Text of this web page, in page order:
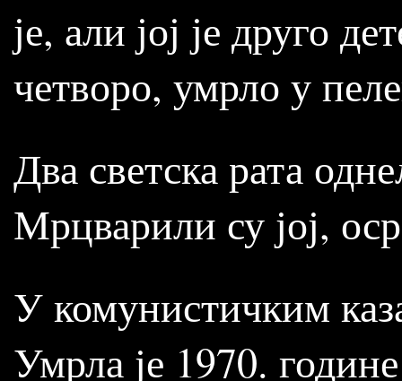
је, али јој је друго
четворо, умрло у
Два светска рата
Мрцварили су јој,
У комунистичким
Умрла је 1970.